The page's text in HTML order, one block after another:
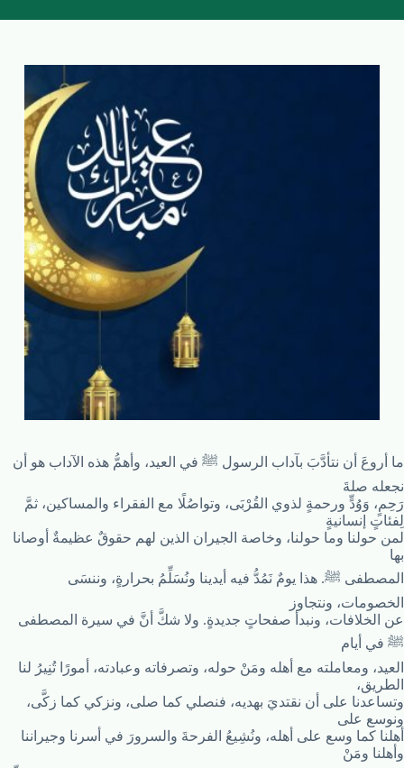
ما أروعَ أن نتأدَّبَ بآداب الرسول ﷺ في العيد، وأهمُّ هذه الآداب هو أن
نجعله صلةَ
رَحِمٍ، وَوُدٍّ ورحمةٍ لذوي القُرْبَى، وتواصُلًا مع الفقراء والمساكين، ثمَّ
لِفئاتٍ إنسانيةٍ
لمن حولنا وما حولنا، وخاصة الجيران الذين لهم حقوقٌ عظيمةٌ أوصانا
بها
المصطفى ﷺ. هذا يومٌ نَمُدُّ فيه أيدينا ونُسَلِّمُ بحرارةٍ، وننسَى
الخصومات، ونتجاوز
عن الخلافات، ونبدأ صفحاتٍ جديدةٍ. ولا شكَّ أنَّ في سيرة المصطفى
ﷺ في أيام
العيد، ومعاملته مع أهله ومَنْ حوله، وتصرفاته وعبادته، أمورًا تُنِيرُ لنا
الطريق،
وتساعدنا على أن نقتديَ بهديه، فنصلي كما صلى، ونزكي كما زكَّى،
ونوسع على
أهلنا كما وسع على أهله، ونُشِيعُ الفرحةَ والسرورَ في أسرنا وجيراننا
وأهلنا ومَنْ